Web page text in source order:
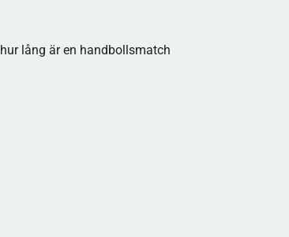
hur lång är en handbollsmatch